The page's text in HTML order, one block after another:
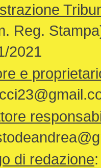
Reg.
2021
e
di redazione